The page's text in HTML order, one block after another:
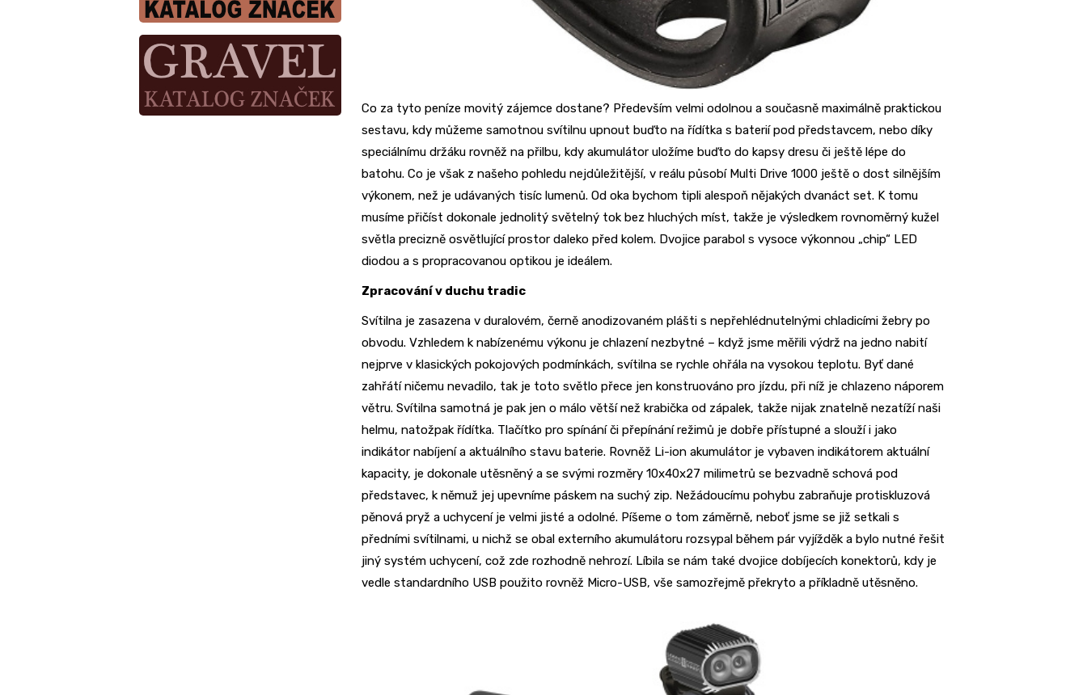
Co za tyto peníze movitý zájemce dostane? Především velmi odolnou a současně maximálně praktickou
sestavu, kdy můžeme samotnou svítilnu upnout buďto na řídítka s baterií pod představcem, nebo díky
speciálnímu držáku rovněž na přilbu, kdy akumulátor uložíme buďto do kapsy dresu či ještě lépe do
batohu. Co je však z našeho pohledu nejdůležitější, v reálu působí Multi Drive 1000 ještě o dost silnějším
výkonem, než je udávaných tisíc lumenů. Od oka bychom tipli alespoň nějakých dvanáct set. K tomu
musíme přičíst dokonale jednolitý světelný tok bez hluchých míst, takže je výsledkem rovnoměrný kužel
světla precizně osvětlující prostor daleko před kolem. Dvojice parabol s vysoce výkonnou „chip“ LED
diodou a s propracovanou optikou je ideálem.
Zpracování v duchu tradic
Svítilna je zasazena v duralovém, černě anodizovaném plášti s nepřehlédnutelnými chladicími žebry po
obvodu. Vzhledem k nabízenému výkonu je chlazení nezbytné – když jsme měřili výdrž na jedno nabití
nejprve v klasických pokojových podmínkách, svítilna se rychle ohřála na vysokou teplotu. Byť dané
zahřátí ničemu nevadilo, tak je toto světlo přece jen konstruováno pro jízdu, při níž je chlazeno náporem
větru. Svítilna samotná je pak jen o málo větší než krabička od zápalek, takže nijak znatelně nezatíží naši
helmu, natožpak řídítka. Tlačítko pro spínání či přepínání režimů je dobře přístupné a slouží i jako
indikátor nabíjení a aktuálního stavu baterie. Rovněž Li-ion akumulátor je vybaven indikátorem aktuální
kapacity, je dokonale utěsněný a se svými rozměry 10x40x27 milimetrů se bezvadně schová pod
představec, k němuž jej upevníme páskem na suchý zip. Nežádoucímu pohybu zabraňuje protiskluzová
pěnová pryž a uchycení je velmi jisté a odolné. Píšeme o tom záměrně, neboť jsme se již setkali s
předními svítilnami, u nichž se obal externího akumulátoru rozsypal během pár vyjížděk a bylo nutné řešit
jiný systém uchycení, což zde rozhodně nehrozí. Líbila se nám také dvojice dobíjecích konektorů, kdy je
vedle standardního USB použito rovněž Micro-USB, vše samozřejmě překryto a příkladně utěsněno.